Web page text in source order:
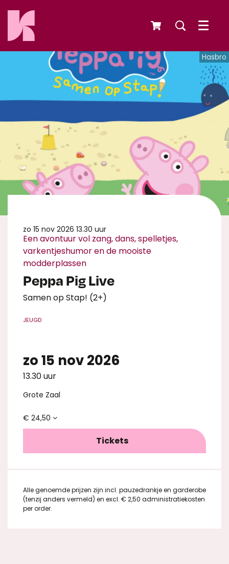
Menu
Hasbro
Peppa Pig Live
Samen op Stap! (2+)
Een avontuur vol zang, dans, spelletjes,
varkentjeshumor en de mooiste
modderplassen
zo 15 nov 2026 13.30 uur
JEUGD
zo 15 nov 2026
13.30 uur
Grote Zaal
€ 24,50
Tickets
Alle genoemde prijzen zijn incl. pauzedrankje en garderobe
(tenzij anders vermeld) en excl. € 2,50 administratiekosten
per order.